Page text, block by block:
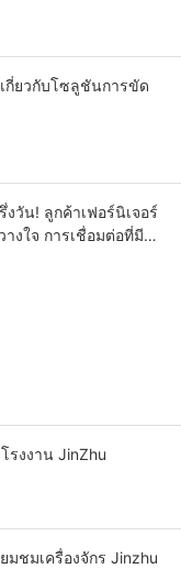
กี่ยวกับโซลูชันการขัด
วัน! ลูกค้าเฟอร์นิเจอร์
งใจ การเชื่อมต่อที่มี
รงงาน JinZhu
มชมเครื่องจักร Jinzhu